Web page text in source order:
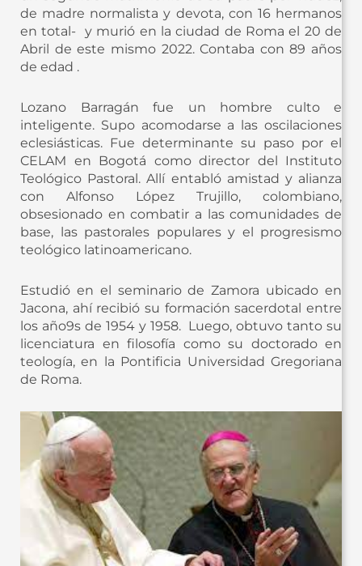
de madre normalista y devota, con 16 hermanos
en total- y murió en la ciudad de Roma el 20 de
Abril de este mismo 2022. Contaba con 89 años
de edad .
Lozano Barragán fue un hombre culto e
inteligente. Supo acomodarse a las oscilaciones
eclesiásticas. Fue determinante su paso por el
CELAM en Bogotá como director del Instituto
Teológico Pastoral. Allí entabló amistad y alianza
con Alfonso López Trujillo, colombiano,
obsesionado en combatir a las comunidades de
base, las pastorales populares y el progresismo
teológico latinoamericano.
Estudió en el seminario de Zamora ubicado en
Jacona, ahí recibió su formación sacerdotal entre
los año9s de 1954 y 1958. Luego, obtuvo tanto su
licenciatura en filosofía como su doctorado en
teología, en la Pontificia Universidad Gregoriana
de Roma.